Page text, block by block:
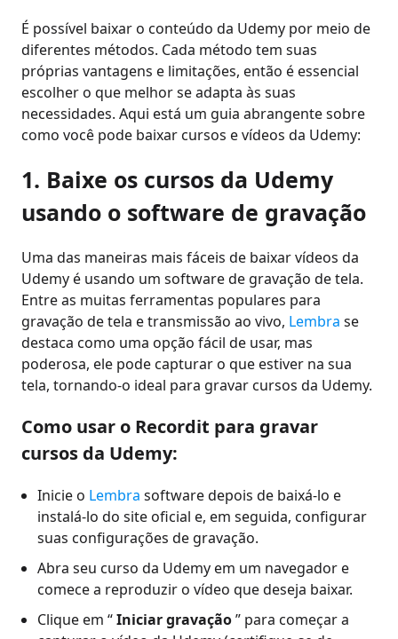
É possível baixar o conteúdo da Udemy por meio de
diferentes métodos. Cada método tem suas
próprias vantagens e limitações, então é essencial
escolher o que melhor se adapta às suas
necessidades. Aqui está um guia abrangente sobre
como você pode baixar cursos e vídeos da Udemy:
1. Baixe os cursos da Udemy
usando o software de gravação
Uma das maneiras mais fáceis de baixar vídeos da
Udemy é usando um software de gravação de tela.
Entre as muitas ferramentas populares para
gravação de tela e transmissão ao vivo, Lembra se
destaca como uma opção fácil de usar, mas
poderosa, ele pode capturar o que estiver na sua
tela, tornando-o ideal para gravar cursos da Udemy.
Como usar o Recordit para gravar
cursos da Udemy:
Inicie o Lembra software depois de baixá-lo e
instalá-lo do site oficial e, em seguida, configurar
suas configurações de gravação.
Abra seu curso da Udemy em um navegador e
comece a reproduzir o vídeo que deseja baixar.
Clique em “Iniciar gravação” para começar a